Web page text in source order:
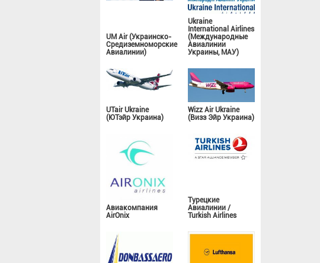
UM Air (Украинско-
Средиземноморские
Авиалинии)
Ukraine
International Airlines
(Международные
Авиалинии
Украины, МАУ)
UTair Ukraine
(ЮТэйр Украина)
Wizz Air Ukraine
(Визз Эйр Украина)
Авиакомпания
AirOnix
Турецкие
Авиалинии /
Turkish Airlines